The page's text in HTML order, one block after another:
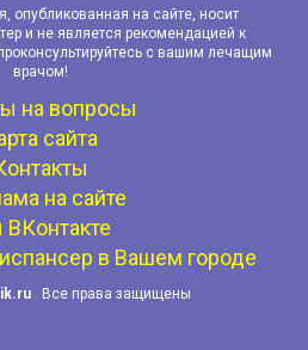
опубликованная на сайте, носит
и не является рекомендацией к
с вашим лечащим
врачом!
на вопросы
сайта
на сайте
в Вашем городе
. Все права защищены